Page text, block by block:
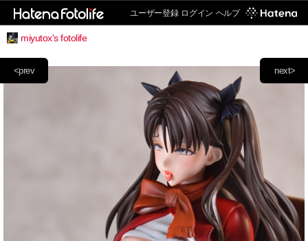
ユーザー登録 ログイン ヘルプ
miyutox's fotolife
next>
<prev